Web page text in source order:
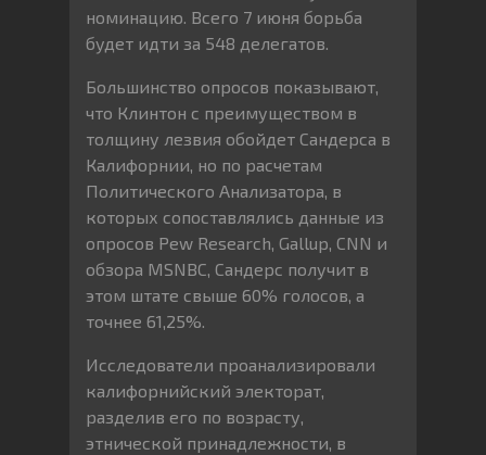
номинацию. Всего 7 июня борьба
будет идти за 548 делегатов.
Большинство опросов показывают,
что Клинтон с преимуществом в
толщину лезвия обойдет Сандерса в
Калифорнии, но по расчетам
Политического Анализатора, в
которых сопоставлялись данные из
опросов Pew Research, Gallup, CNN и
обзора MSNBC, Сандерс получит в
этом штате свыше 60% голосов, а
точнее 61,25%.
Исследователи проанализировали
калифорнийский электорат,
разделив его по возрасту,
этнической принадлежности, в